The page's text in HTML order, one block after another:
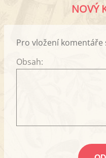
NOVÝ
Pro vložení komentáře
Obsah: